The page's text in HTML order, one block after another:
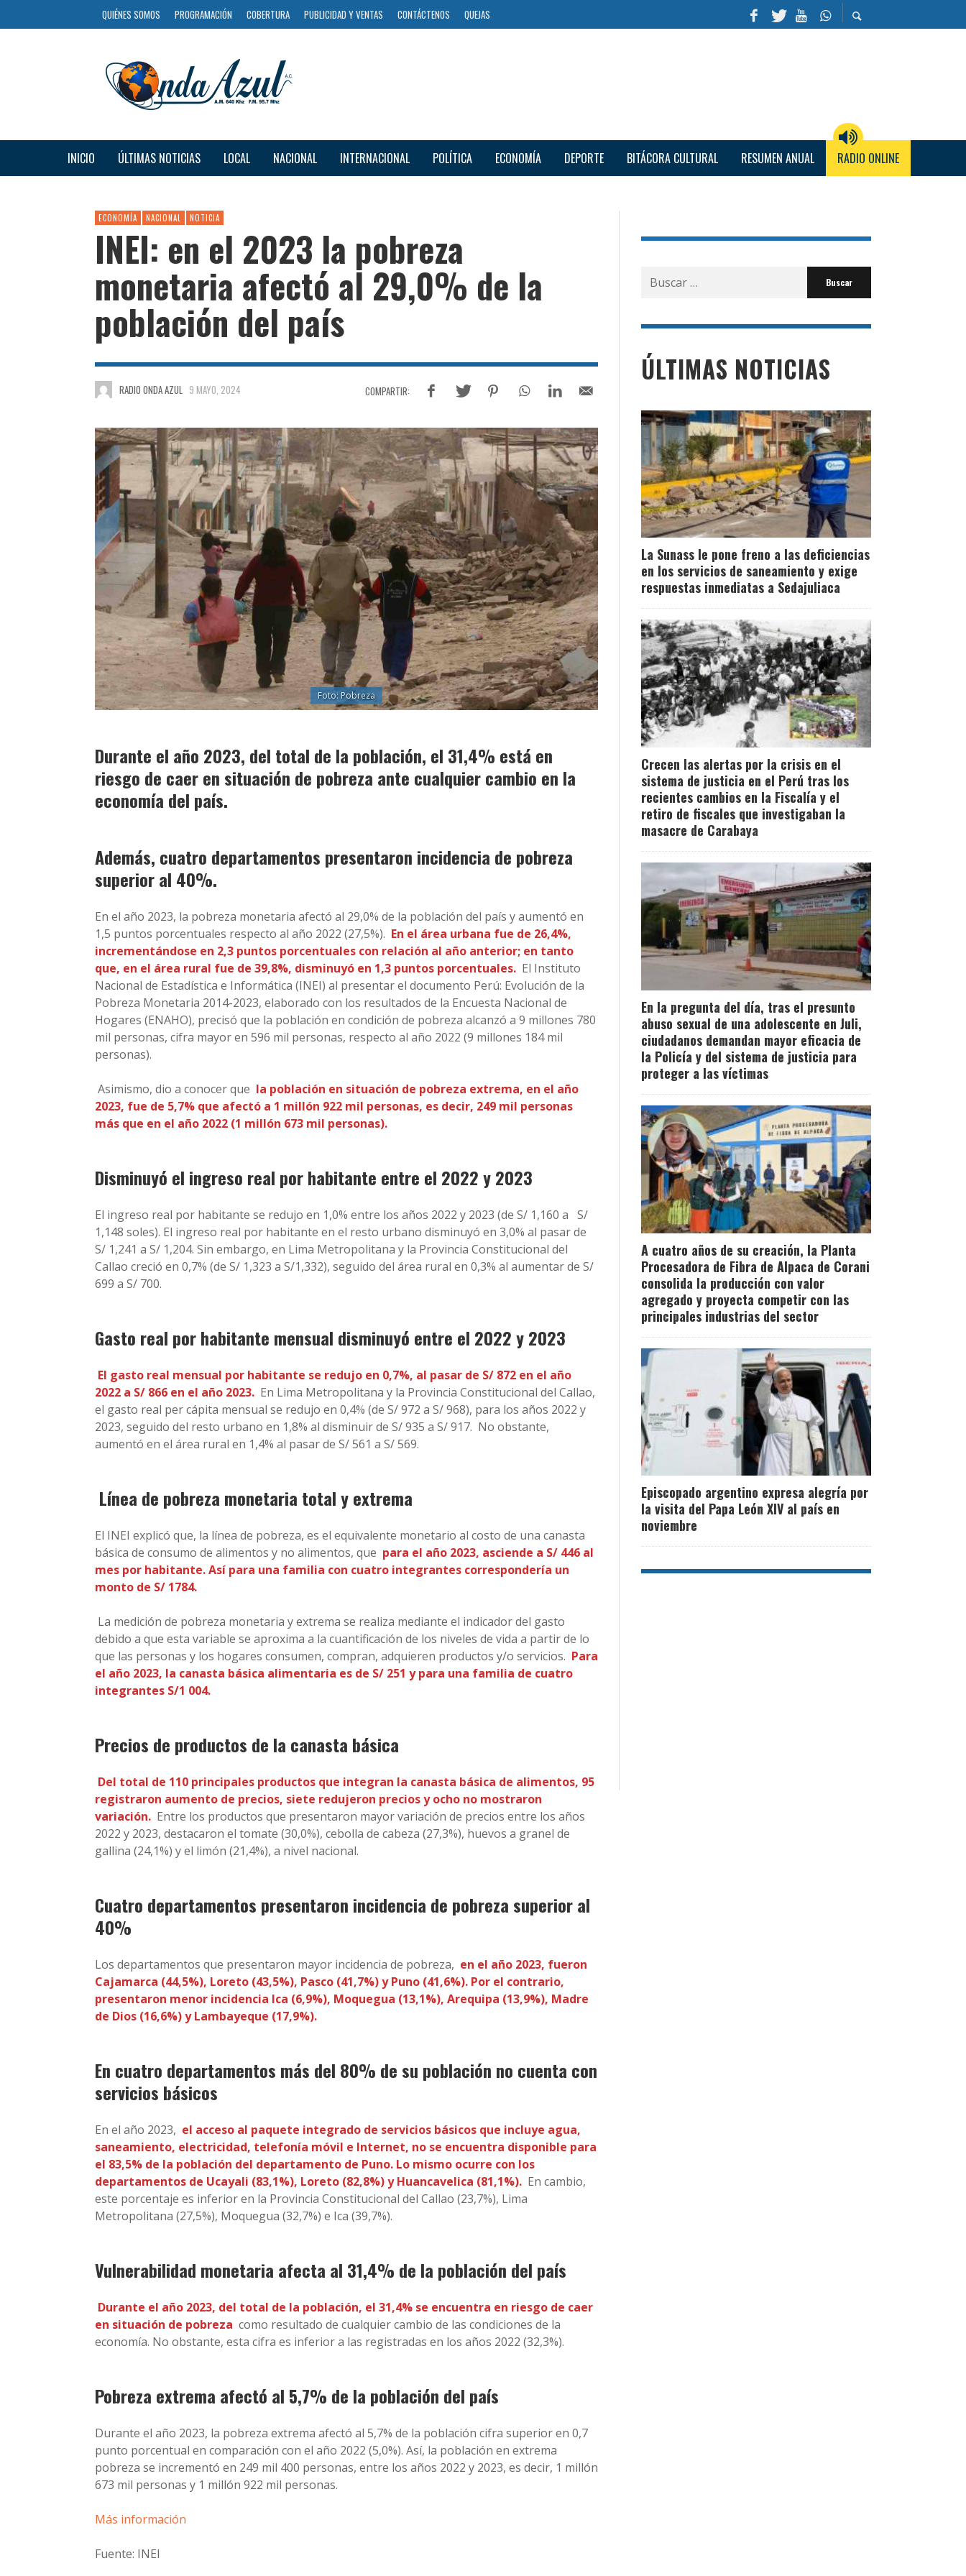
QUIÉNES SOMOS PROGRAMACIÓN COBERTURA PUBLICIDAD Y VENTAS CONTÁCTENOS QUEJAS
INICIO ÚLTIMAS NOTICIAS LOCAL NACIONAL INTERNACIONAL POLÍTICA ECONOMÍA DEPORTE BITÁCORA CULTURAL RESUMEN ANUAL RADIO ONLINE
ECONOMÍA NACIONAL NOTICIA
INEI: en el 2023 la pobreza
monetaria afectó al 29,0% de la
población del país
RADIO ONDA AZUL 9 MAYO, 2024
Foto: Pobreza
Durante el año 2023, del total de la población, el 31,4% está en
riesgo de caer en situación de pobreza ante cualquier cambio en la
economía del país.
Además, cuatro departamentos presentaron incidencia de pobreza
superior al 40%.
En el año 2023, la pobreza monetaria afectó al 29,0% de la población del país y aumentó en
1,5 puntos porcentuales respecto al año 2022 (27,5%). En el área urbana fue de 26,4%,
incrementándose en 2,3 puntos porcentuales con relación al año anterior; en tanto
que, en el área rural fue de 39,8%, disminuyó en 1,3 puntos porcentuales. El Instituto
Nacional de Estadística e Informática (INEI) al presentar el documento Perú: Evolución de la
Pobreza Monetaria 2014-2023, elaborado con los resultados de la Encuesta Nacional de
Hogares (ENAHO), precisó que la población en condición de pobreza alcanzó a 9 millones 780
mil personas, cifra mayor en 596 mil personas, respecto al año 2022 (9 millones 184 mil
personas).
Asimismo, dio a conocer que la población en situación de pobreza extrema, en el año
2023, fue de 5,7% que afectó a 1 millón 922 mil personas, es decir, 249 mil personas
más que en el año 2022 (1 millón 673 mil personas).
Disminuyó el ingreso real por habitante entre el 2022 y 2023
El ingreso real por habitante se redujo en 1,0% entre los años 2022 y 2023 (de S/ 1,160 a S/
1,148 soles). El ingreso real por habitante en el resto urbano disminuyó en 3,0% al pasar de
S/ 1,241 a S/ 1,204. Sin embargo, en Lima Metropolitana y la Provincia Constitucional del
Callao creció en 0,7% (de S/ 1,323 a S/1,332), seguido del área rural en 0,3% al aumentar de S/
699 a S/ 700.
Gasto real por habitante mensual disminuyó entre el 2022 y 2023
El gasto real mensual por habitante se redujo en 0,7%, al pasar de S/ 872 en el año
2022 a S/ 866 en el año 2023. En Lima Metropolitana y la Provincia Constitucional del Callao,
el gasto real per cápita mensual se redujo en 0,4% (de S/ 972 a S/ 968), para los años 2022 y
2023, seguido del resto urbano en 1,8% al disminuir de S/ 935 a S/ 917. No obstante,
aumentó en el área rural en 1,4% al pasar de S/ 561 a S/ 569.
Línea de pobreza monetaria total y extrema
El INEI explicó que, la línea de pobreza, es el equivalente monetario al costo de una canasta
básica de consumo de alimentos y no alimentos, que para el año 2023, asciende a S/ 446 al
mes por habitante. Así para una familia con cuatro integrantes correspondería un
monto de S/ 1784.
La medición de pobreza monetaria y extrema se realiza mediante el indicador del gasto
debido a que esta variable se aproxima a la cuantificación de los niveles de vida a partir de lo
que las personas y los hogares consumen, compran, adquieren productos y/o servicios. Para
el año 2023, la canasta básica alimentaria es de S/ 251 y para una familia de cuatro
integrantes S/1 004.
Precios de productos de la canasta básica
Del total de 110 principales productos que integran la canasta básica de alimentos, 95
registraron aumento de precios, siete redujeron precios y ocho no mostraron
variación. Entre los productos que presentaron mayor variación de precios entre los años
2022 y 2023, destacaron el tomate (30,0%), cebolla de cabeza (27,3%), huevos a granel de
gallina (24,1%) y el limón (21,4%), a nivel nacional.
Cuatro departamentos presentaron incidencia de pobreza superior al
40%
Los departamentos que presentaron mayor incidencia de pobreza, en el año 2023, fueron
Cajamarca (44,5%), Loreto (43,5%), Pasco (41,7%) y Puno (41,6%). Por el contrario,
presentaron menor incidencia Ica (6,9%), Moquegua (13,1%), Arequipa (13,9%), Madre
de Dios (16,6%) y Lambayeque (17,9%).
En cuatro departamentos más del 80% de su población no cuenta con
servicios básicos
En el año 2023, el acceso al paquete integrado de servicios básicos que incluye agua,
saneamiento, electricidad, telefonía móvil e Internet, no se encuentra disponible para
el 83,5% de la población del departamento de Puno. Lo mismo ocurre con los
departamentos de Ucayali (83,1%), Loreto (82,8%) y Huancavelica (81,1%). En cambio,
este porcentaje es inferior en la Provincia Constitucional del Callao (23,7%), Lima
Metropolitana (27,5%), Moquegua (32,7%) e Ica (39,7%).
Vulnerabilidad monetaria afecta al 31,4% de la población del país
Durante el año 2023, del total de la población, el 31,4% se encuentra en riesgo de caer
en situación de pobreza como resultado de cualquier cambio de las condiciones de la
economía. No obstante, esta cifra es inferior a las registradas en los años 2022 (32,3%).
Pobreza extrema afectó al 5,7% de la población del país
Durante el año 2023, la pobreza extrema afectó al 5,7% de la población cifra superior en 0,7
punto porcentual en comparación con el año 2022 (5,0%). Así, la población en extrema
pobreza se incrementó en 249 mil 400 personas, entre los años 2022 y 2023, es decir, 1 millón
673 mil personas y 1 millón 922 mil personas.
Más información
Fuente: INEI
Buscar
por:
ÚLTIMAS NOTICIAS
La Sunass le pone freno a las deficiencias
en los servicios de saneamiento y exige
respuestas inmediatas a Sedajuliaca
Crecen las alertas por la crisis en el
sistema de justicia en el Perú tras los
recientes cambios en la Fiscalía y el
retiro de fiscales que investigaban la
masacre de Carabaya
En la pregunta del día, tras el presunto
abuso sexual de una adolescente en Juli,
ciudadanos demandan mayor eficacia de
la Policía y del sistema de justicia para
proteger a las víctimas
A cuatro años de su creación, la Planta
Procesadora de Fibra de Alpaca de Corani
consolida la producción con valor
agregado y proyecta competir con las
principales industrias del sector
Episcopado argentino expresa alegría por
la visita del Papa León XIV al país en
noviembre